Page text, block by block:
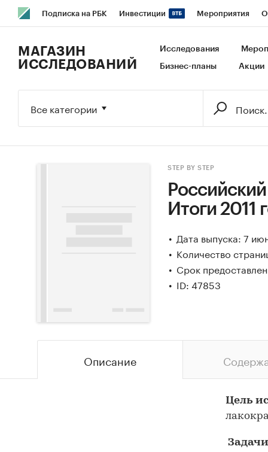
Подписка на РБК Инвестиции Мероприятия
Исследования Кредитные рейтинги Франшизы
МАГАЗИН
ИССЛЕДОВАНИЙ
Исследования
Бизнес-планы Акции
Все категории
STEP BY STEP
Итоги 2011
Дата выпуска: 7
Количество
Срок
ID: 47853
Описание
Цель